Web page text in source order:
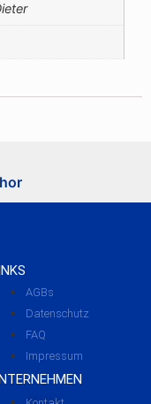
AGBs
Datenschutz
FAQ
Impressum